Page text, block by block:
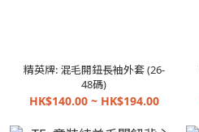
精英牌: 混毛開鈕長袖外套 (26-
48碼)
HK$140.00 ~ HK$194.00